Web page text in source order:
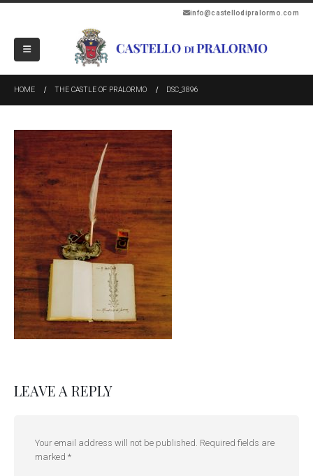
info@castellodipralormo.com
HOME THE CASTLE OF PRALORMO DSC_3896
LEAVE A REPLY
Your email address will not be published. Required fields are
marked *